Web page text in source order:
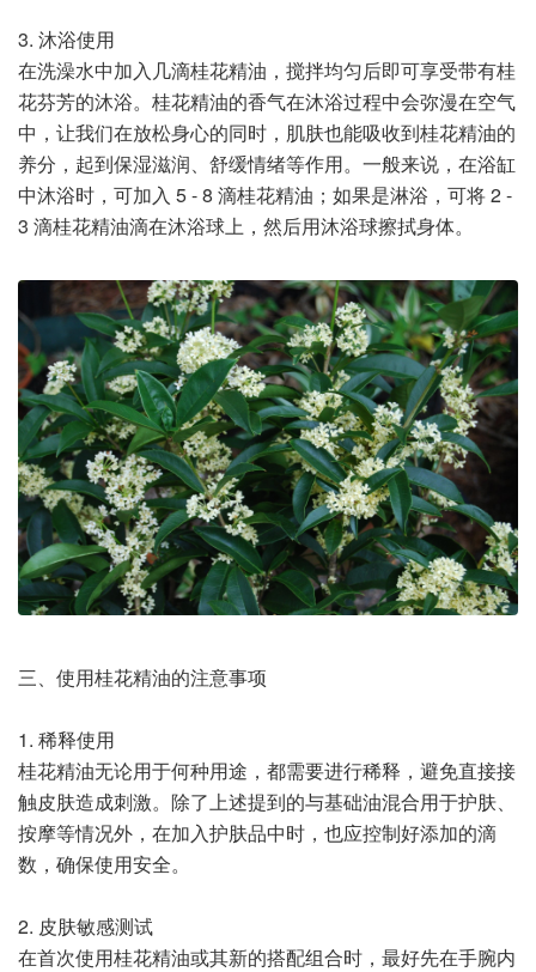
3. 沐浴使用
在洗澡水中加入几滴桂花精油，搅拌均匀后即可享受带有桂
花芬芳的沐浴。桂花精油的香气在沐浴过程中会弥漫在空气
中，让我们在放松身心的同时，肌肤也能吸收到桂花精油的
养分，起到保湿滋润、舒缓情绪等作用。一般来说，在浴缸
中沐浴时，可加入 5 - 8 滴桂花精油；如果是淋浴，可将 2 -
3 滴桂花精油滴在沐浴球上，然后用沐浴球擦拭身体。
三、使用桂花精油的注意事项
1. 稀释使用
桂花精油无论用于何种用途，都需要进行稀释，避免直接接
触皮肤造成刺激。除了上述提到的与基础油混合用于护肤、
按摩等情况外，在加入护肤品中时，也应控制好添加的滴
数，确保使用安全。
2. 皮肤敏感测试
在首次使用桂花精油或其新的搭配组合时，最好先在手腕内